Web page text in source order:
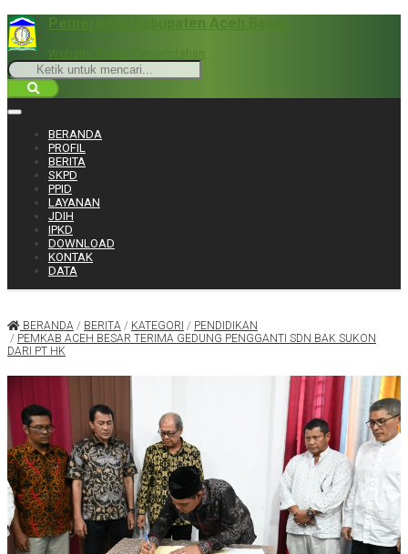
Pemerintah Kabupaten Aceh Besar
Website Resmi Pemerintahan
BERANDA
PROFIL
BERITA
SKPD
PPID
LAYANAN
JDIH
IPKD
DOWNLOAD
KONTAK
DATA
BERANDA / BERITA / KATEGORI / PENDIDIKAN
/ PEMKAB ACEH BESAR TERIMA GEDUNG PENGGANTI SDN BAK SUKON
DARI PT HK